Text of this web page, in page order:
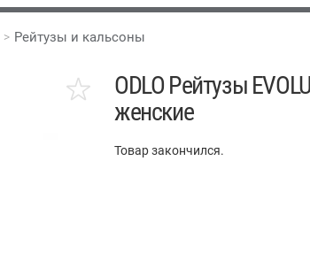
Рейтузы и кальсоны
ODLO Рейтузы
женские
Товар закончился.